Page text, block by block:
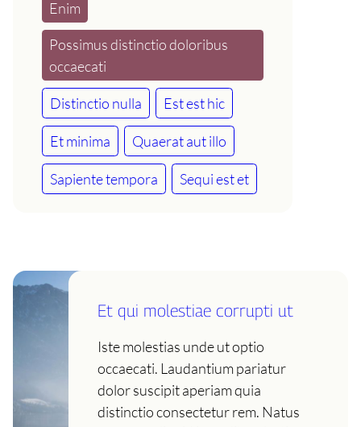
Enim
Possimus distinctio doloribus
occaecati
Distinctio nulla Est est hic
Et minima Quaerat aut illo
Sapiente tempora Sequi est et
Et qui molestiae corrupti ut
Iste molestias unde ut optio
occaecati. Laudantium pariatur
dolor suscipit aperiam quia
distinctio consectetur rem. Natus